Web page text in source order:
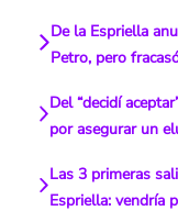
De la Espriella
Petro, pero
Del “decidí
por asegurar un
Las 3 primeras
Espriella: vendría